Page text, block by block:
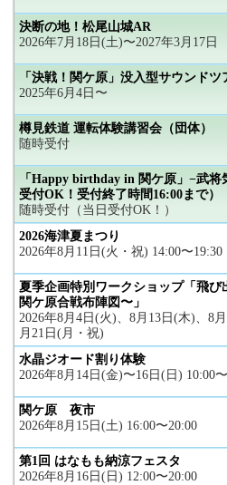
決断の地！松尾山城AR
2026年7月18日(土)〜2027年3月17日
「決戦！関ケ原」没入型サウンドツ
2025年6月4日〜
樽見鉄道 運転体験講習会（団体）
随時受付
「Happy birthday in 関ケ原」−武将
受付OK！受付終了時間16:00まで）
随時受付（当日受付OK！）
2026海津夏まつり
2026年8月11日(火・祝) 14:00〜19:30
夏季企画特別ワークショップ「飛
関ケ原合戦布陣図〜」
2026年8月4日(火)、8月13日(木)、8
月21日(月・祝)
水晶ジオード割り体験
2026年8月14日(金)〜16日(日) 10:00
関ケ原 夜市
2026年8月15日(土) 16:00〜20:00
第1回 はなもも納涼フェスタ
2026年8月16日(日) 12:00〜20:00